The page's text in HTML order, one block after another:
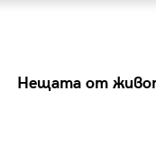
Нещата от